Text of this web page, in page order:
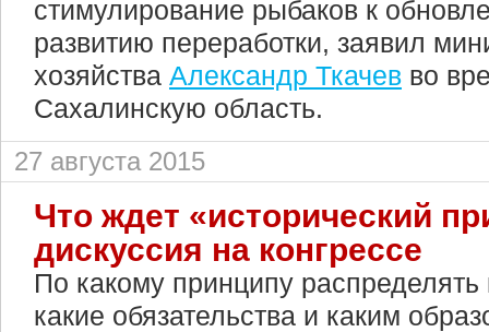
стимулирование рыбаков к
развитию переработки, заявил
хозяйства Александр Ткачев во
Сахалинскую область.
27 августа 2015
Что ждет «исторический
дискуссия на конгрессе
По какому принципу
какие обязательства и каким